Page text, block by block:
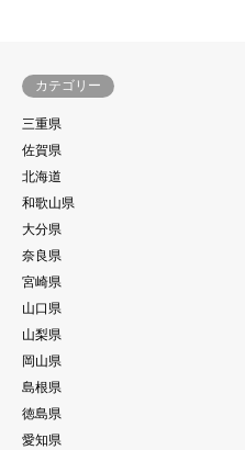
カテゴリー
三重県
佐賀県
北海道
和歌山県
大分県
奈良県
宮崎県
山口県
山梨県
岡山県
島根県
徳島県
愛知県